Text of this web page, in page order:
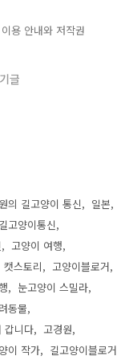
용 안내와 저작권
글
의 길고양이 통신
일본
길고양이통신
고양이 여행
캣스토리
고양이블로거
눈고양이 스밀라
동물
갑니다
고경원
이 작가
길고양이블로거